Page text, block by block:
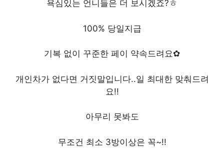
욕심있는 언니들은 더 보시겠죠?ㅎ
100% 당일지급
기복 없이 꾸준한 페이 약속드려요✿
개인차가 없다면 거짓말입니다..일 최대한 맞춰드려
요!!
아무리 못봐도
무조건 최소 3방이상은 꼭~!!